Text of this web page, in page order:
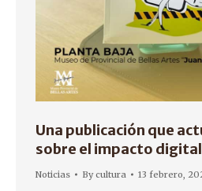
Una publicación que
sobre el impacto digital
Noticias Bycultura 13 febrero,